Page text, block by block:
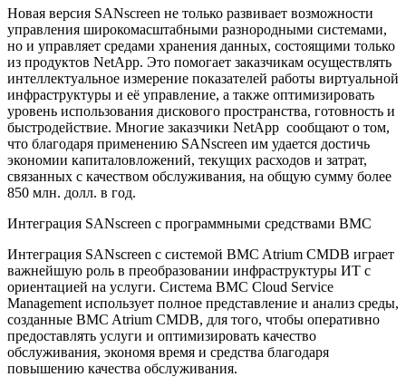
Новая версия SANscreen не только развивает возможности
управления широкомасштабными разнородными системами,
но и управляет средами хранения данных, состоящими только
из продуктов NetApp. Это помогает заказчикам осуществлять
интеллектуальное измерение показателей работы виртуальной
инфраструктуры и её управление, а также оптимизировать
уровень использования дискового пространства, готовность и
быстродействие. Многие заказчики NetApp сообщают о том,
что благодаря применению SANscreen им удается достичь
экономии капиталовложений, текущих расходов и затрат,
связанных с качеством обслуживания, на общую сумму более
850 млн. долл. в год.
Интеграция SANscreen с программными средствами BMC
Интеграция SANscreen с системой BMC Atrium CMDB играет
важнейшую роль в преобразовании инфраструктуры ИТ с
ориентацией на услуги. Система BMC Cloud Service
Management использует полное представление и анализ среды,
созданные BMC Atrium CMDB, для того, чтобы оперативно
предоставлять услуги и оптимизировать качество
обслуживания, экономя время и средства благодаря
повышению качества обслуживания.